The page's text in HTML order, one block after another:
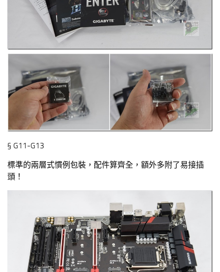
§ G11-G13
標準的兩層式慣例包裝，配件算齊全，額外多附了易接插
頭！